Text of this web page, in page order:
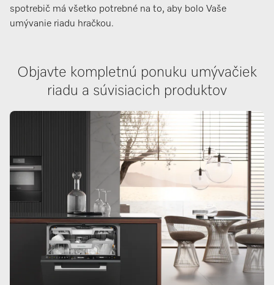
spotrebič má všetko potrebné na to, aby bolo Vaše
umývanie riadu hračkou.
Objavte kompletnú ponuku umývačiek
riadu a súvisiacich produktov